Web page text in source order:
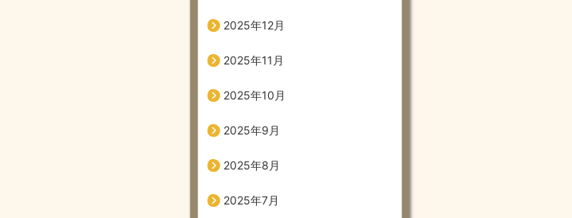
2025年12月
2025年11月
2025年10月
2025年9月
2025年8月
2025年7月